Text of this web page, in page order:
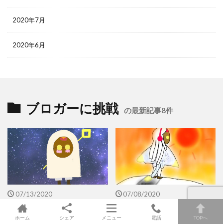
2020年7月
2020年6月
ブロガーに挑戦 の最新記事8件
07/13/2020
【THE THOR ザ・トール】初
心者向けカテゴリーを使ったヘ
07/08/2020
【THE THOR ザ・トール】購
入とテーマのダウンロード方法
ホーム シェア メニュー 電話 TOPへ